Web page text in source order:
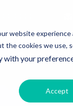
website experience
cookies we use,
your
Accept
Trabaja Con